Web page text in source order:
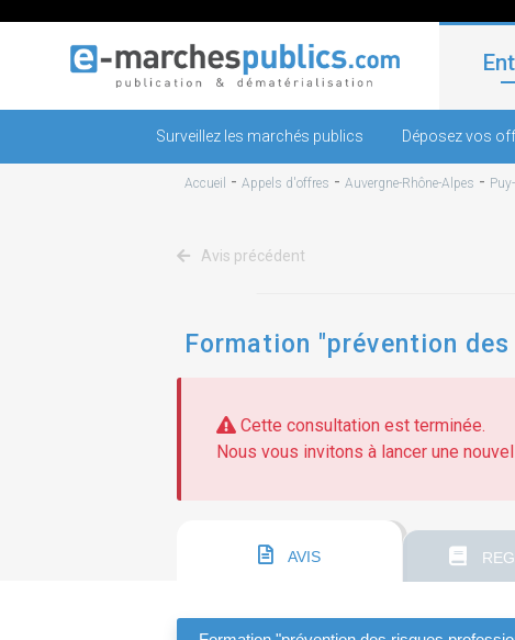
Surveillez les marchés publics Déposez vos
Accueil - Appels d'offres - Auvergne-Rhône-Alpes -
Avis précédent
Formation "prévention
Cette consultation est terminée.
Nous vous invitons à lancer une
AVIS